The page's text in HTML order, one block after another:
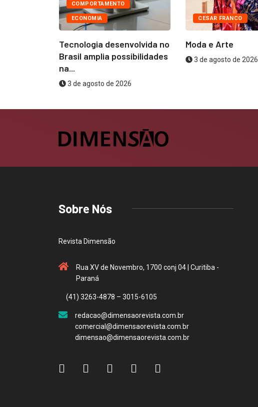
COMPORTAMENTO
ECONOMIA
Tecnologia desenvolvida no
Brasil amplia possibilidades
na...
3 de agosto de 2026
CESAR FRANCO
Moda e Arte
3 de agosto de 2026
Sobre Nós
Revista Dimensão
Rua XV de Novembro, 1700 conj 04 | Curitiba -
Paraná
(41) 3263-4878 – 3015-6105
redacao@dimensaorevista.com.br
comercial@dimensaorevista.com.br
dimensao@dimensaorevista.com.br